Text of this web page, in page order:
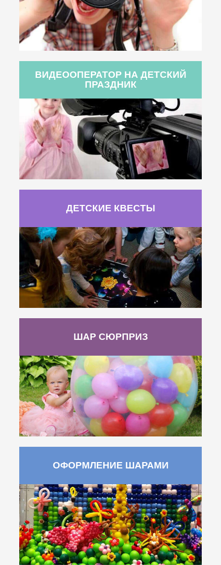
ВИДЕООПЕРАТОР НА ДЕТСКИЙ
ПРАЗДНИК
ДЕТСКИЕ КВЕСТЫ
ШАР СЮРПРИЗ
ОФОРМЛЕНИЕ ШАРАМИ